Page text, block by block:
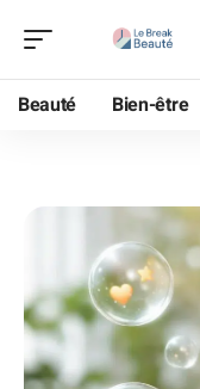
Beauté Bien-être